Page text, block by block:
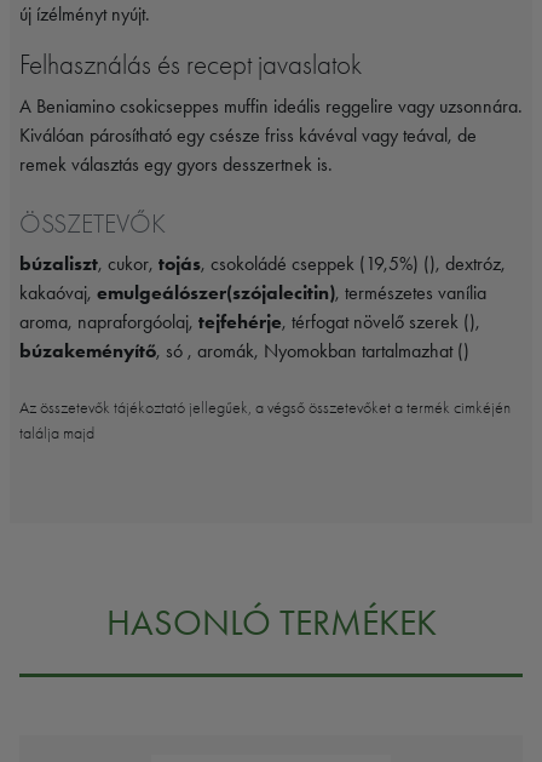
új ízélményt nyújt.
Felhasználás és recept javaslatok
A Beniamino csokicseppes muffin ideális reggelire vagy uzsonnára.
Kiválóan párosítható egy csésze friss kávéval vagy teával, de
remek választás egy gyors desszertnek is.
ÖSSZETEVŐK
búzaliszt, cukor, tojás, csokoládé cseppek (19,5%) (), dextróz,
kakaóvaj, emulgeálószer(szójalecitin), természetes vanília
aroma, napraforgóolaj, tejfehérje, térfogat növelő szerek (),
búzakeményítő, só , aromák, Nyomokban tartalmazhat ()
Az összetevők tájékoztató jellegűek, a végső összetevőket a termék cimkéjén
találja majd
HASONLÓ TERMÉKEK